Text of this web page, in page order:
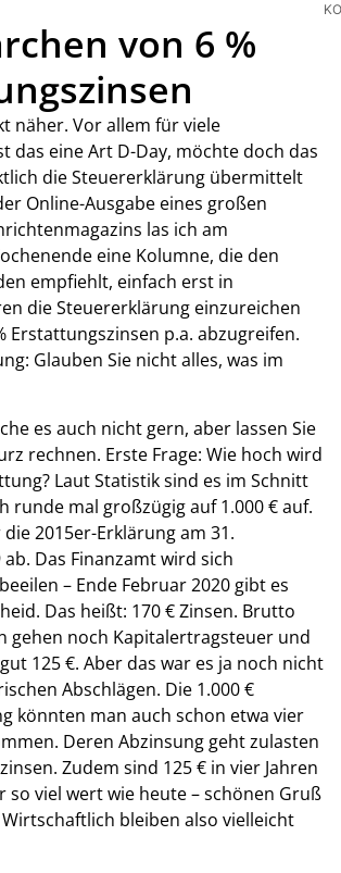
von 6 %
näher. Vor allem für viele
das eine Art D-Day, möchte doch das
die Steuererklärung übermittelt
Online-Ausgabe eines großen
las ich am
eine Kolumne, die den
empfiehlt, einfach erst in
die Steuererklärung einzureichen
Erstattungszinsen p.a. abzugreifen.
Glauben Sie nicht alles, was im
es auch nicht gern, aber lassen Sie
rechnen. Erste Frage: Wie hoch wird
Laut Statistik sind es im Schnitt
runde mal großzügig auf 1.000 € auf.
2015er-Erklärung am 31.
Das Finanzamt wird sich
– Ende Februar 2020 gibt es
Das heißt: 170 € Zinsen. Brutto
gehen noch Kapitalertragsteuer und
125 €. Aber das war es ja noch nicht
Abschlägen. Die 1.000 €
könnten man auch schon etwa vier
Deren Abzinsung geht zulasten
Zudem sind 125 € in vier Jahren
so viel wert wie heute – schönen Gruß
bleiben also vielleicht